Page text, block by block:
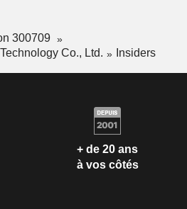
300709
Co., Ltd.
Insiders
+ de 20 ans
à vos côtés